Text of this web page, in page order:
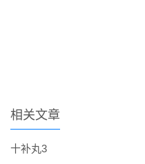
相关文章
十补丸3